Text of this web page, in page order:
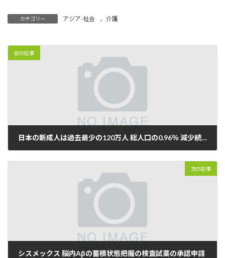
カテゴリー アジア-社会 、 介護
前の記事
日本の新成人は過去最少の120万人 総人口の0.96％ 減少続く
次の記事
シスメックス 脳内Aβの蓄積状態把握の検査試薬の承認申請